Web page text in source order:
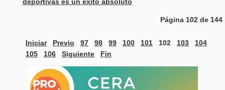
Página 102 de 144
Iniciar Previo 97 98 99 100 101 102 103
104
105
106 Siguiente Fin